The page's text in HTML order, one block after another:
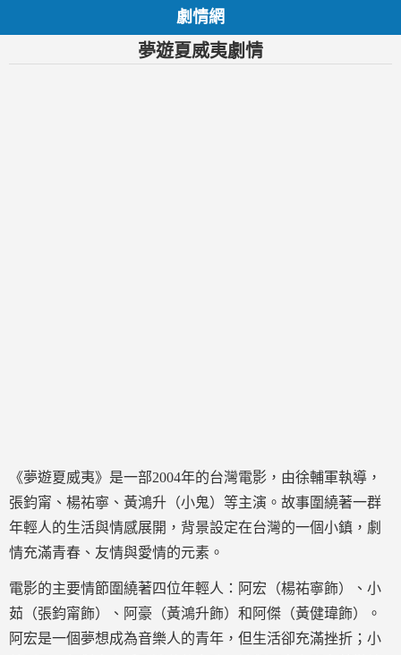
劇情網
夢遊夏威夷劇情
《夢遊夏威夷》是一部2004年的台灣電影，由徐輔軍執導，
張鈞甯、楊祐寧、黃鴻升（小鬼）等主演。故事圍繞著一群
年輕人的生活與情感展開，背景設定在台灣的一個小鎮，劇
情充滿青春、友情與愛情的元素。
電影的主要情節圍繞著四位年輕人：阿宏（楊祐寧飾）、小
茹（張鈞甯飾）、阿豪（黃鴻升飾）和阿傑（黃健瑋飾）。
阿宏是一個夢想成為音樂人的青年，但生活卻充滿挫折；小